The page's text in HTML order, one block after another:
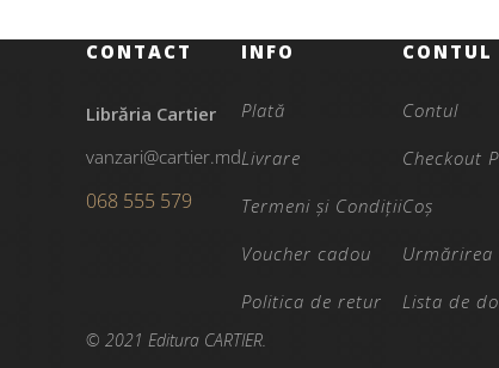
CONTACT
Librăria Cartier
vanzari@cartier.md
068 555 579
INFO
Plată
Livrare
Termeni și Condiții
Voucher cadou
Politica de retur
CONTUL
Contul
Checkout
Coș
Urmărirea
Lista de
© 2021 Editura CARTIER.